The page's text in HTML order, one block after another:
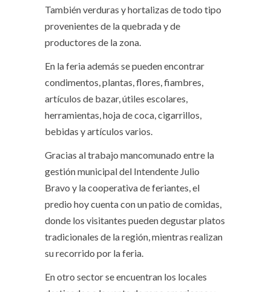
También verduras y hortalizas de todo tipo
provenientes de la quebrada y de
productores de la zona.
En la feria además se pueden encontrar
condimentos, plantas, flores, fiambres,
artículos de bazar, útiles escolares,
herramientas, hoja de coca, cigarrillos,
bebidas y artículos varios.
Gracias al trabajo mancomunado entre la
gestión municipal del Intendente Julio
Bravo y la cooperativa de feriantes, el
predio hoy cuenta con un patio de comidas,
donde los visitantes pueden degustar platos
tradicionales de la región, mientras realizan
su recorrido por la feria.
En otro sector se encuentran los locales